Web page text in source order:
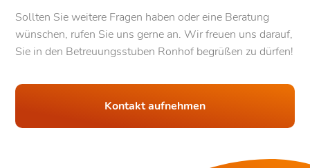
Sollten Sie weitere Fragen haben oder eine Beratung
wünschen, rufen Sie uns gerne an. Wir freuen uns darauf,
Sie in den Betreuungsstuben Ronhof begrüßen zu dürfen!
Kontakt aufnehmen